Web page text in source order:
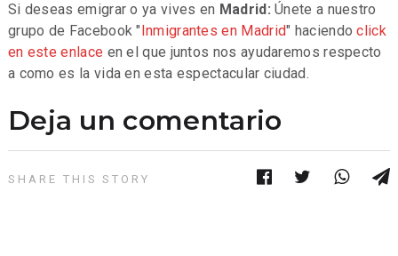
Si deseas emigrar o ya vives en Madrid:Únete a nuestro
grupo de Facebook " Inmigrantes en Madrid" haciendoclick
en este enlace en el que juntos nos ayudaremos respecto
a como es la vida en esta espectacular ciudad.
Deja un comentario
SHARE THIS STORY